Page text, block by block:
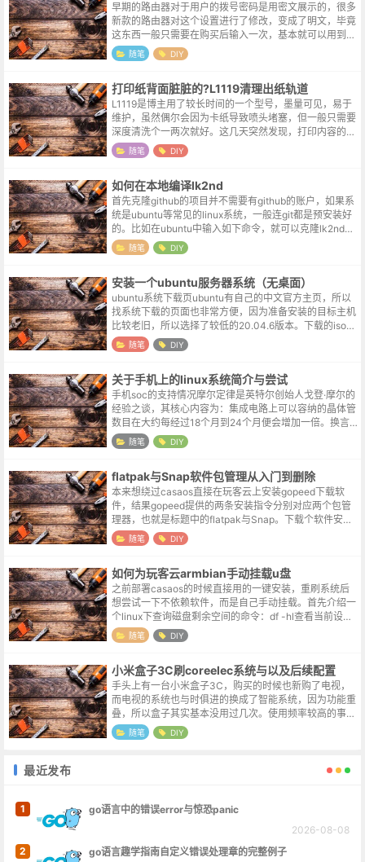
早期的路由器对于用户的拨号密码是用密文展示的，很多
新款的路由器对这个设置进行了修改，变成了明文，毕竟
这东西一般只需要在购买后输入一次，基本就可以用到路
由器退休。所以等到路由器出现莫名故障，需要更新路由
器的时候会惊喜的发现，拨号账户和密...
随笔 DIY
打印纸背面脏脏的?L1119清理出纸轨道
L1119是博主用了较长时间的一个型号，墨量可见，易于
维护，虽然偶尔会因为卡纸导致喷头堵塞，但一般只需要
深度清洗个一两次就好。这几天突然发现，打印内容的反
面总是有条状黑色的墨痕，使用维护功能里的清晰导纸轨
多次后也没有得到改善，打开前盖...
随笔 DIY
如何在本地编译lk2nd
首先克隆github的项目并不需要有github的账户，如果系
统是ubuntu等常见的linux系统，一般连git都是预安装好
的。比如在ubuntu中输入如下命令，就可以克隆lk2nd项
目了：sudo git clone https:...
随笔 DIY
安装一个ubuntu服务器系统（无桌面）
ubuntu系统下载页ubuntu有自己的中文官方主页，所以
找系统下载的页面也非常方便，因为准备安装的目标主机
比较老旧，所以选择了较低的20.04.6版本。下载的iso文
件中有desktop字样的是具备桌面支持的版本，一般体积
会比服务...
随笔 DIY
关于手机上的linux系统简介与尝试
手机soc的支持情况‌‌摩尔定律是‌英特尔创始人‌戈登·摩尔的
经验之谈，其核心内容为：‌集成电路上可以容纳的‌晶体管
数目在大约每经过18个月到24个月便会增加一倍。换言
之，‌处理器的性能大约每两年翻一倍，同时价格下降为之
前的一半‌。这...
随笔 DIY
flatpak与Snap软件包管理从入门到删除
本来想绕过casaos直接在玩客云上安装gopeed下载软
件，结果gopeed提供的两条安装指令分别对应两个包管
理器，也就是标题中的flatpak与Snap。下载个软件安个
仓库也就算了，下载完了结果一个下架，一个版本不符，
最后装了一个...
随笔 DIY
如何为玩客云armbian手动挂载u盘
之前部署casaos的时候直接用的一键安装，重刷系统后
想尝试一下不依赖软件，而是自己手动挂载。首先介绍一
个linux下查询磁盘剩余空间的命令：df -hl查看当前设备
接入的存储设备；fdisk -l格式化命令，可选，在window
s上...
随笔 DIY
小米盒子3C刷coreelec系统与以及后续配置
手头上有一台小米盒子3C，购买的时候也新购了电视，
而电视的系统也与时俱进的换成了智能系统，因为功能重
叠，所以盒子其实基本没用过几次。使用频率较高的事
情，总希望它能更简单一些，能点击一次的时候绝不点击
两次，能只操作一个遥控器的时候，也不...
随笔 DIY
最近发布
1
go语言中的错误error与惊恐panic
2026-08-08
2
go语言趣学指南自定义错误处理章的完整例子